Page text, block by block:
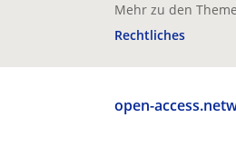
Mehr zu den
Rechtliches
open-